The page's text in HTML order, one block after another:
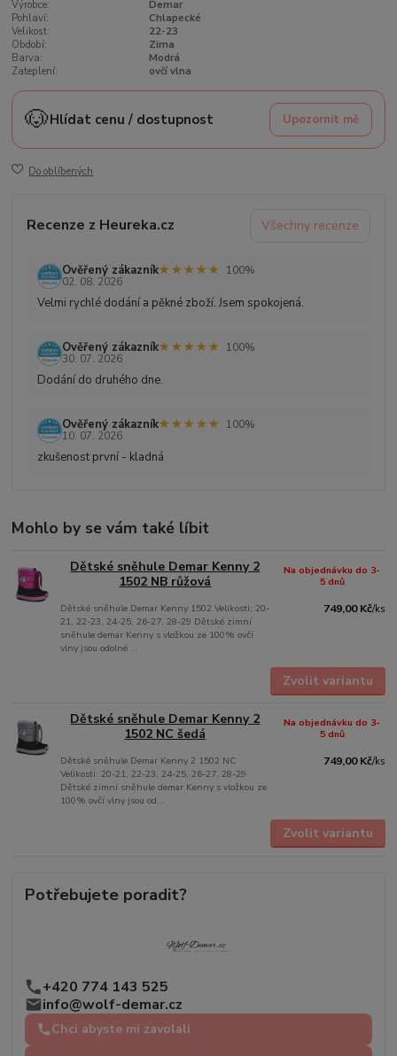
Výrobce:
Demar
Pohlaví:
Chlapecké
Velikost:
22-23
Období:
Zima
Barva:
Modrá
Zateplení:
ovčí vlna
🐶Hlídat cenu / dostupnost Upozornit mě
Do oblíbených
Recenze z Heureka.cz Všechny recenze
Ověřený zákazník★★★★★
★★★★★
100%
02. 08. 2026
Velmi rychlé dodání a pěkné zboží. Jsem spokojená.
Ověřený zákazník★★★★★
★★★★★
100%
30. 07. 2026
Dodání do druhého dne.
Ověřený zákazník★★★★★
★★★★★
100%
10. 07. 2026
zkušenost první - kladná
Mohlo by se vám také líbit
Dětské sněhule Demar Kenny 2
1502 NB růžová
Dětské sněhule Demar Kenny 1502 Velikosti: 20-
21, 22-23, 24-25, 26-27, 28-29 Dětské zimní
sněhule demar Kenny s vložkou ze 100% ovčí
vlny jsou odolné ...
749,00 Kč/ks
Na objednávku do 3-
5 dnů
Zvolit variantu
Dětské sněhule Demar Kenny 2
1502 NC šedá
Dětské sněhule Demar Kenny 2 1502 NC
Velikosti: 20-21, 22-23, 24-25, 26-27, 28-29
Dětské zimní sněhule demar Kenny s vložkou ze
100% ovčí vlny jsou od...
749,00 Kč/ks
Na objednávku do 3-
5 dnů
Zvolit variantu
Potřebujete poradit?
+420 774 143 525
info@wolf-demar.cz
Chci abyste mi zavolali